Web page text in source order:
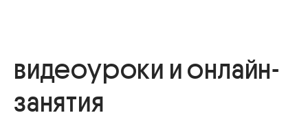
видеоуроки и онлайн-
занятия